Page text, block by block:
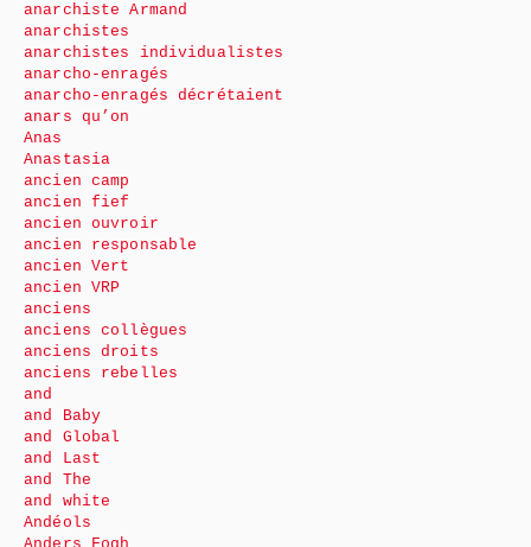
anarchiste Armand
anarchistes
anarchistes individualistes
anarcho-enragés
anarcho-enragés décrétaient
anars qu’on
Anas
Anastasia
ancien camp
ancien fief
ancien ouvroir
ancien responsable
ancien Vert
ancien VRP
anciens
anciens collègues
anciens droits
anciens rebelles
and
and Baby
and Global
and Last
and The
and white
Andéols